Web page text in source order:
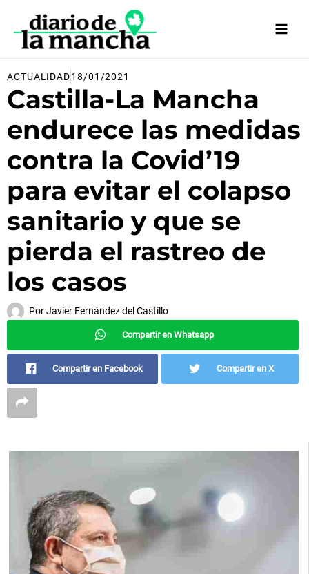
contenido
ACTUALIDAD18/01/2021
Castilla-La Mancha
endurece las medidas
contra la Covid’19
para evitar el colapso
sanitario y que se
pierda el rastreo de
los casos
PorJavier Fernández del Castillo
Compartir en Whatsapp
Compartir en Facebook Compartir en X